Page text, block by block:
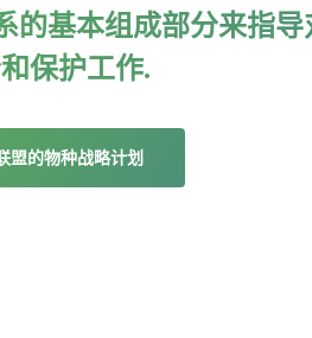
的基本组成部分来指
保护工作.
盟的物种战略计划